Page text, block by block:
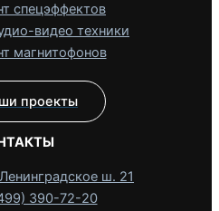
спецэффектов
видео техники
магнитофонов
проекты
ш. 21
390-72-20